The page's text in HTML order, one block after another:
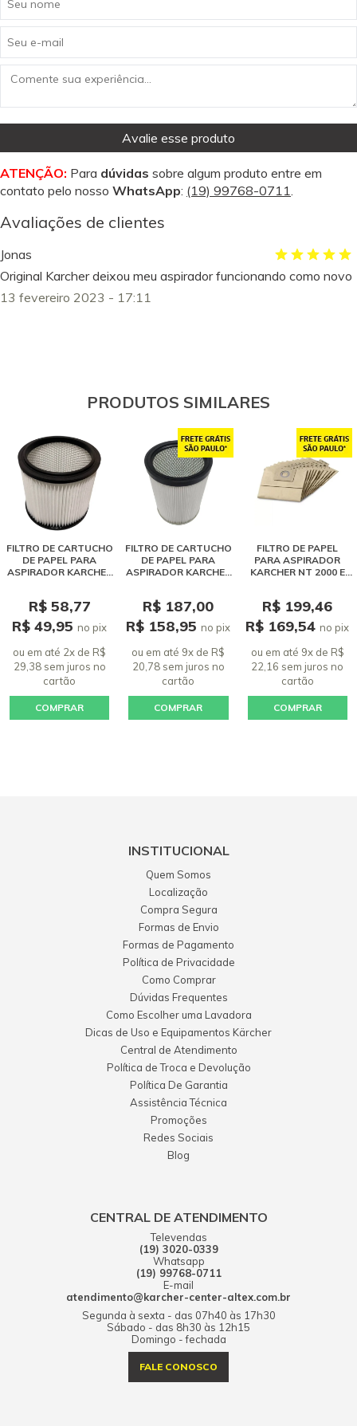
Avalie esse produto
ATENÇÃO: Para dúvidas sobre algum produto entre em
contato pelo nosso WhatsApp: (19) 99768-0711.
Avaliações de clientes
Jonas
Original Karcher deixou meu aspirador funcionando como novo
13 fevereiro 2023 - 17:11
PRODUTOS SIMILARES
FILTRO DE CARTUCHO
DE PAPEL PARA
ASPIRADOR KARCHER
R$ 58,77
R$ 49,95no pix
ou em até 2x de R$
29,38 sem juros no
cartão
COMPRAR
FILTRO DE CARTUCHO
DE PAPEL PARA
ASPIRADOR KARCHER
R$ 187,00
R$ 158,95no pix
ou em até 9x de R$
20,78 sem juros no
cartão
COMPRAR
FILTRO DE PAPEL
PARA ASPIRADOR
KARCHER NT 2000 E
R$ 199,46
R$ 169,54no pix
ou em até 9x de R$
22,16 sem jurosno
cartão
COMPRAR
INSTITUCIONAL
Quem Somos
Localização
Compra Segura
Formas de Envio
Formas de Pagamento
Política de Privacidade
Como Comprar
Dúvidas Frequentes
Como Escolher uma Lavadora
Dicas de Uso e Equipamentos Kärcher
Central de Atendimento
Política de Troca e Devolução
Política De Garantia
Assistência Técnica
Promoções
Redes Sociais
Blog
CENTRAL DE ATENDIMENTO
Televendas
(19) 3020-0339
Whatsapp
(19) 99768-0711
E-mail
atendimento@karcher-center-altex.com.br
Segunda à sexta - das 07h40 às 17h30
Sábado - das 8h30 às 12h15
Domingo - fechada
FALE CONOSCO